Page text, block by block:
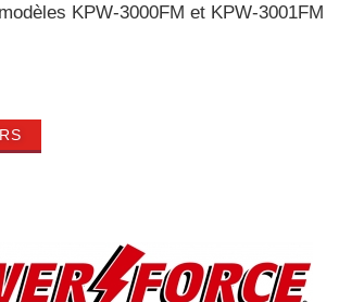
KPW-3000FM et KPW-3001FM